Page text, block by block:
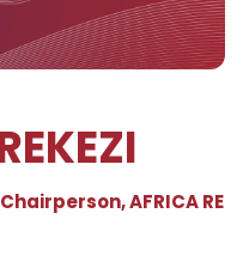
AFRICA RE